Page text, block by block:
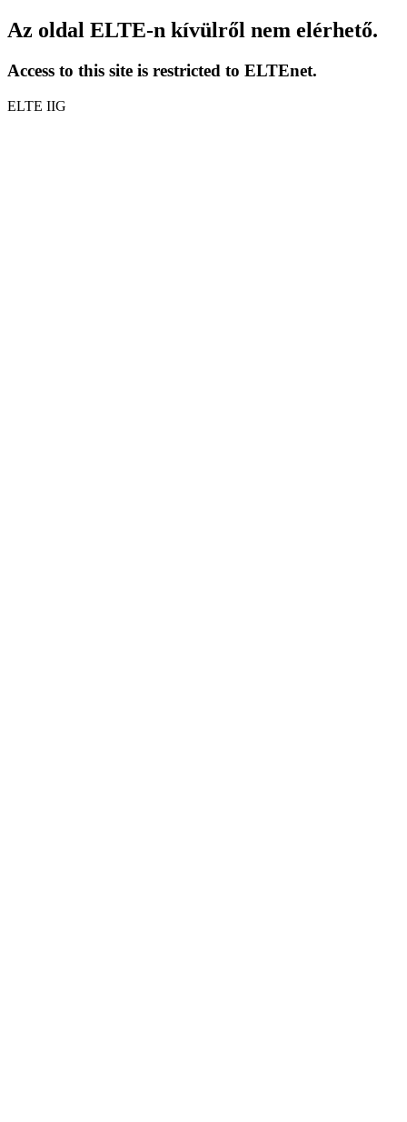
Az oldal ELTE-n kívülről nem elérhető.
Access to this site is restricted to ELTEnet.
ELTE IIG